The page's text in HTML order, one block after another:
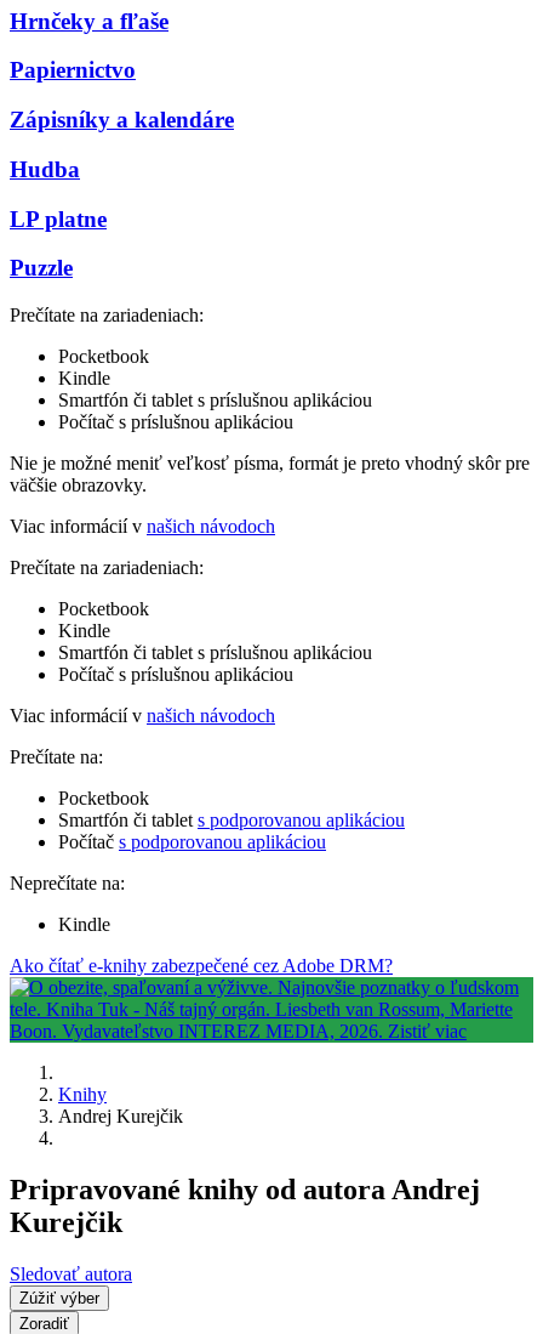
Hrnčeky a fľaše
Papiernictvo
Zápisníky a kalendáre
Hudba
LP platne
Puzzle
Prečítate na zariadeniach:
Pocketbook
Kindle
Smartfón či tablet s príslušnou aplikáciou
Počítač s príslušnou aplikáciou
Nie je možné meniť veľkosť písma, formát je preto vhodný skôr pre
väčšie obrazovky.
Viac informácií v našich návodoch
Prečítate na zariadeniach:
Pocketbook
Kindle
Smartfón či tablet s príslušnou aplikáciou
Počítač s príslušnou aplikáciou
Viac informácií v našich návodoch
Prečítate na:
Pocketbook
Smartfón či tablet s podporovanou aplikáciou
Počítač s podporovanou aplikáciou
Neprečítate na:
Kindle
Ako čítať e-knihy zabezpečené cez Adobe DRM?
Knihy
Andrej Kurejčik
Pripravované knihy od autora Andrej
Kurejčik
Sledovať autora
Zúžiť výber
Zoradiť